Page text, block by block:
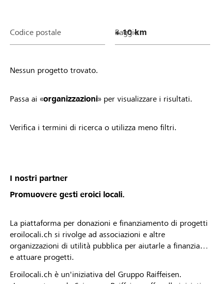
Codice postale Raggio
Nessun progetto trovato.
Passa ai «organizzazioni» per visualizzare i risultati.
Verifica i termini di ricerca o utilizza meno filtri.
I nostri partner
Promuovere gesti eroici locali.
La piattaforma per donazioni e finanziamento di progetti
eroilocali.ch si rivolge ad associazioni e altre
organizzazioni di utilità pubblica per aiutarle a finanziare
e attuare progetti.
Eroilocali.ch è un'iniziativa del Gruppo Raiffeisen.